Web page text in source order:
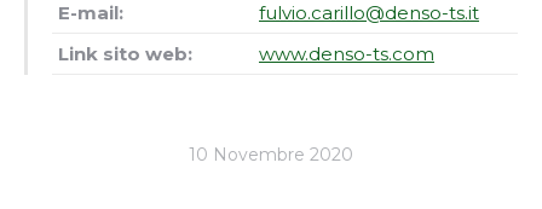
E-mail:
fulvio.carillo@denso-ts.it
Link sito web:
www.denso-ts.com
10 Novembre 2020